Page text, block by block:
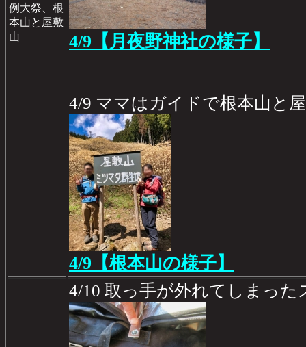
例大祭、根
本山と屋敷
山
4/9【月夜野神社の様子】
4/9 ママはガイドで根本山と
4/9【根本山の様子】
4/10 取っ手が外れてしまった